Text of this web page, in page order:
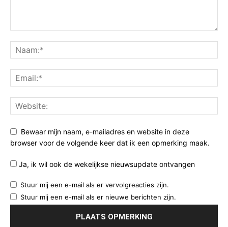
Bewaar mijn naam, e-mailadres en website in deze
browser voor de volgende keer dat ik een opmerking maak.
Ja, ik wil ook de wekelijkse nieuwsupdate ontvangen
Stuur mij een e-mail als er vervolgreacties zijn.
Stuur mij een e-mail als er nieuwe berichten zijn.